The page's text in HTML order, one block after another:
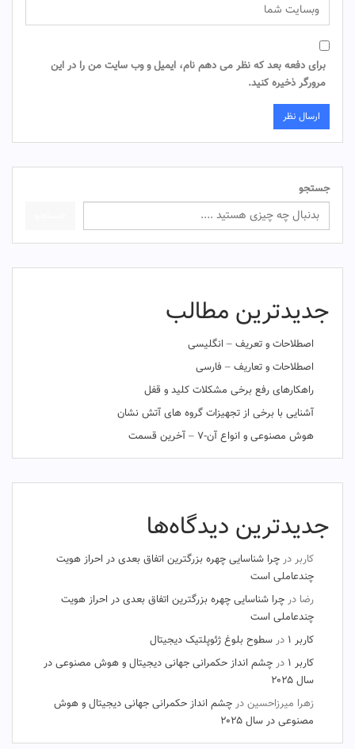
برای دفعه بعد که نظر می دهم نام، ایمیل و وب سایت من را در این
مرورگر ذخیره کنید.
جستجو
جدیدترین مطالب
اصطلاحات و تعریف – انگلیسی
اصطلاحات و تعاریف – فارسی
راهکارهای رفع برخی مشکلات کلید و قفل
آشنایی با برخی از تجهیزات گروه های آتش نشان
هوش مصنوعی و انواع آن-۷ – آخرین قسمت
جدیدترین دیدگاه‌ها
کاربر در چرا شناسایی چهره بزرگترین اتفاق بعدی در احراز هویت
چندعاملی است
رضا در چرا شناسایی چهره بزرگترین اتفاق بعدی در احراز هویت
چندعاملی است
کاربر ۱
در سطوح بلوغ ژئوپلتیک دیجیتال
کاربر ۱
در چشم‌ انداز حکمرانی جهانی دیجیتال و هوش مصنوعی در
سال ۲۰۲۵
زهرا میرزاحسین در چشم‌ انداز حکمرانی جهانی دیجیتال و هوش
مصنوعی در سال ۲۰۲۵